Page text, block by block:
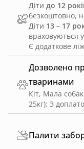
Дозволено
тваринами
Кіт, Мала
25кг); З
Діти до 12
безкоштовно,
Діти 13 – 17
враховуються
Є додаткове
Палити